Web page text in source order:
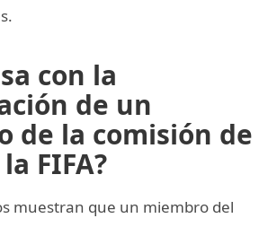
con la
de un
de la comisión de
FIFA?
muestran que un miembro del